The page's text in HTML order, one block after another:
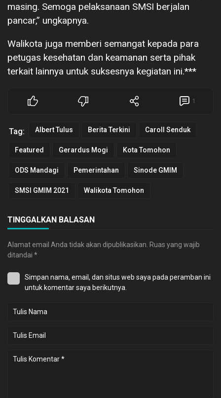
masing. Semoga pelaksanaan SMSI berjalan
pancar,” ungkapnya.
Walikota juga memberi semangat kepada para
petugas kesehatan dan keamanan serta pihak
terkait lainnya untuk suksesnya kegiatan ini.***
1
Tag: Albert Tulus Berita Terkini Caroll Senduk
Featured Gerardus Mogi Kota Tomohon
ODS Mandagi Pemerintahan Sinode GMIM
SMSI GMIM 2021 Walikota Tomohon
TINGGALKAN BALASAN
Alamat email Anda tidak akan dipublikasikan. Ruas yang wajib
ditandai *
Simpan nama, email, dan situs web saya pada peramban ini
untuk komentar saya berikutnya.